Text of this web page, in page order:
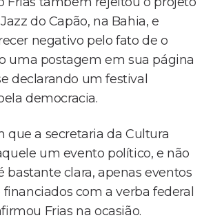
do Capão, na Bahia, e
negativo pelo fato de o
uma postagem em sua página
declarando um festival
democracia.
que a secretaria da Cultura
um evento político, e não
bastante clara, apenas eventos
financiados com a verba federal
Frias na ocasião.